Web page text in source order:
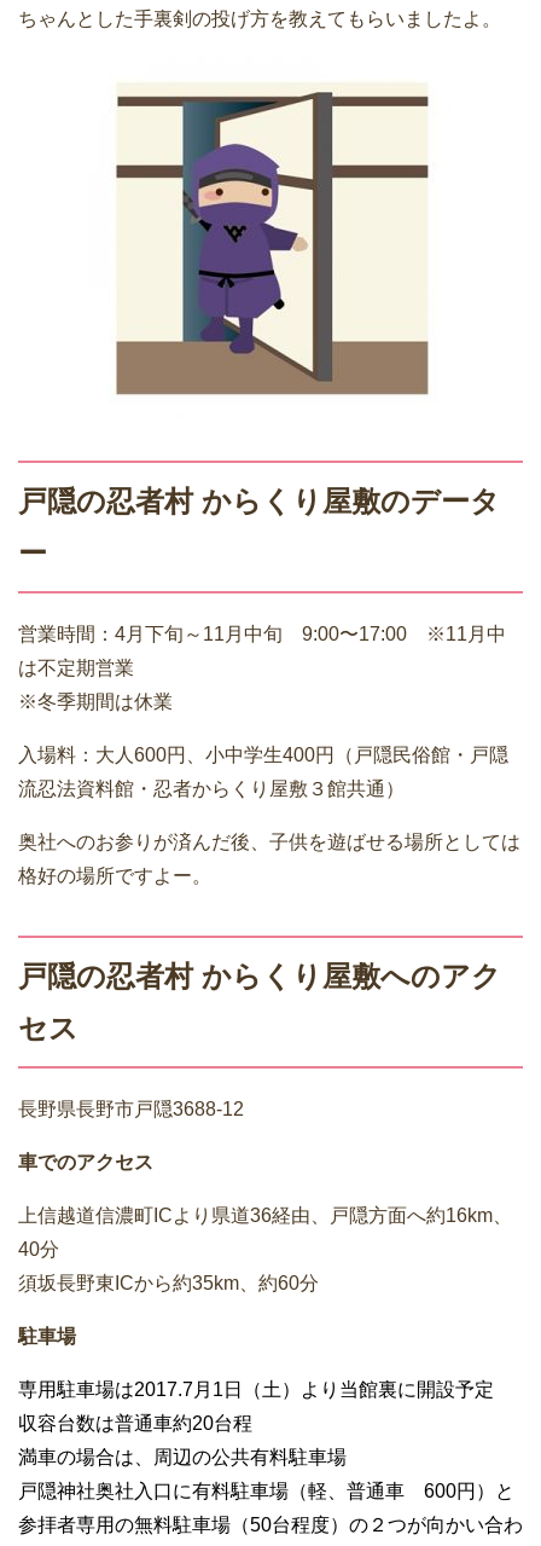
ちゃんとした手裏剣の投げ方を教えてもらいましたよ。
戸隠の忍者村 からくり屋敷のデータ
ー
営業時間：4月下旬～11月中旬 9:00〜17:00 ※11月中
は不定期営業
※冬季期間は休業
入場料：大人600円、小中学生400円（戸隠民俗館・戸隠
流忍法資料館・忍者からくり屋敷３館共通）
奥社へのお参りが済んだ後、子供を遊ばせる場所としては
格好の場所ですよー。
戸隠の忍者村 からくり屋敷へのアク
セス
長野県長野市戸隠3688-12
車でのアクセス
上信越道信濃町ICより県道36経由、戸隠方面へ約16km、
40分
須坂長野東ICから約35km、約60分
駐車場
専用駐車場は2017.7月1日（土）より当館裏に開設予定
収容台数は普通車約20台程
満車の場合は、周辺の公共有料駐車場
戸隠神社奥社入口に有料駐車場（軽、普通車 600円）と
参拝者専用の無料駐車場（50台程度）の２つが向かい合わ